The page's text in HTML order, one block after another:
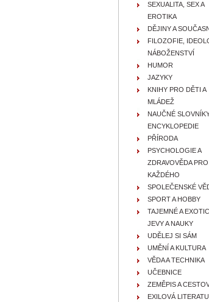
SEXUALITA, SEX A
EROTIKA
DĚJINY A
FILOZOFIE,
NÁBOŽENSTVÍ
HUMOR
JAZYKY
KNIHY PRO DĚTI A
MLÁDEŽ
NAUČNÉ
ENCYKLOPEDIE
PŘÍRODA
PSYCHOLOGIE A
ZDRAVOVĚDA PRO
KAŽDÉHO
SPOLEČENSKÉ
SPORT A HOBBY
TAJEMNÉ A
JEVY A NAUKY
UDĚLEJ SI SÁM
UMĚNÍ A KULTURA
VĚDA A TECHNIKA
UČEBNICE
ZEMĚPIS A
EXILOVÁ